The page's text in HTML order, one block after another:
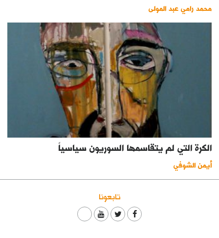
محمد رامي عبد المولى
الكرة التي لم يتقاسمها السوريون سياسياً
أيمن الشوفي
تابعونا